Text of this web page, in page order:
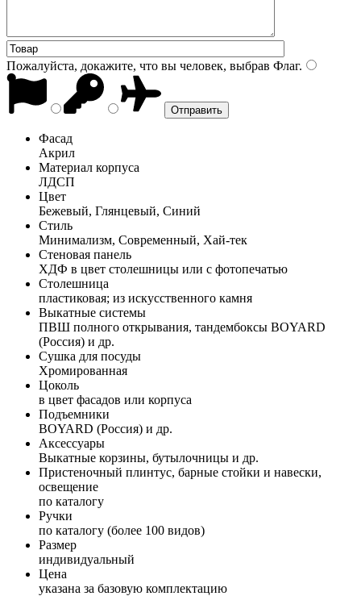
Пожалуйста, докажите, что вы человек, выбрав Флаг.
Фасад
Акрил
Материал корпуса
ЛДСП
Цвет
Бежевый, Глянцевый, Синий
Стиль
Минимализм, Современный, Хай-тек
Стеновая панель
ХДФ в цвет столешницы или с фотопечатью
Столешница
пластиковая; из искусственного камня
Выкатные системы
ПВШ полного открывания, тандембоксы BOYARD
(Россия) и др.
Сушка для посуды
Хромированная
Цоколь
в цвет фасадов или корпуса
Подъемники
BOYARD (Россия) и др.
Аксессуары
Выкатные корзины, бутылочницы и др.
Пристеночный плинтус, барные стойки и навески,
освещение
по каталогу
Ручки
по каталогу (более 100 видов)
Размер
индивидуальный
Цена
указана за базовую комплектацию